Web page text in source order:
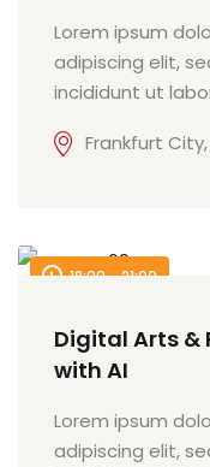
Lorem ipsum
adipiscing elit,
incididunt ut
Frankfurt
18:00 - 21:00
Digital Arts &
with AI
Lorem ipsum
adipiscing elit,